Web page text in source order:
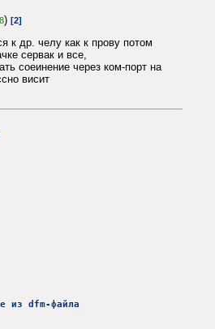
) [2]
к др. челу как к прову потом
сервак и все,
соеинение через ком-порт на
висит
из dfm-файла